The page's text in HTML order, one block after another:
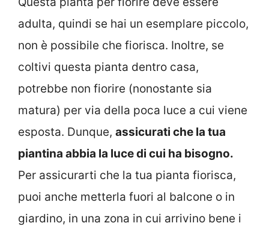
adulta, quindi se hai un esemplare piccolo,
non è possibile che fiorisca. Inoltre, se
coltivi questa pianta dentro casa,
potrebbe non fiorire (nonostante sia
matura) per via della poca luce a cui viene
esposta. Dunque, assicurati che la tua
piantina abbia la luce di cui ha bisogno.
Per assicurarti che la tua pianta fiorisca,
puoi anche metterla fuori al balcone o in
giardino, in una zona in cui arrivino bene i